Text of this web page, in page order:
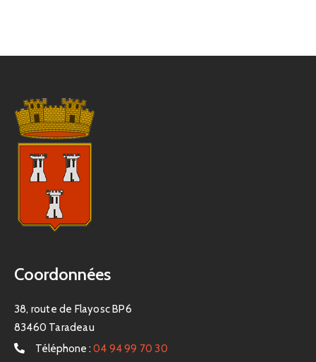
Coordonnées
38, route de Flayosc BP6
83460 Taradeau
Téléphone : 04 94 99 70 30